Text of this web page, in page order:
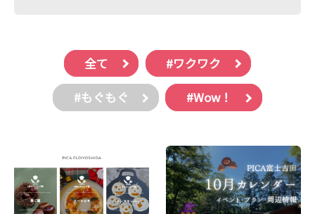
全て #ワクワク
#もぐもぐ #Wow！